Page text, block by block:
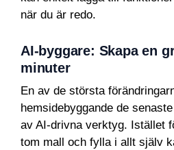
när du är redo.
AI-byggare: Skapa en
minuter
En av de största
hemsidebyggande de
av AI-drivna verktyg. Istället
tom mall och fylla i allt själv